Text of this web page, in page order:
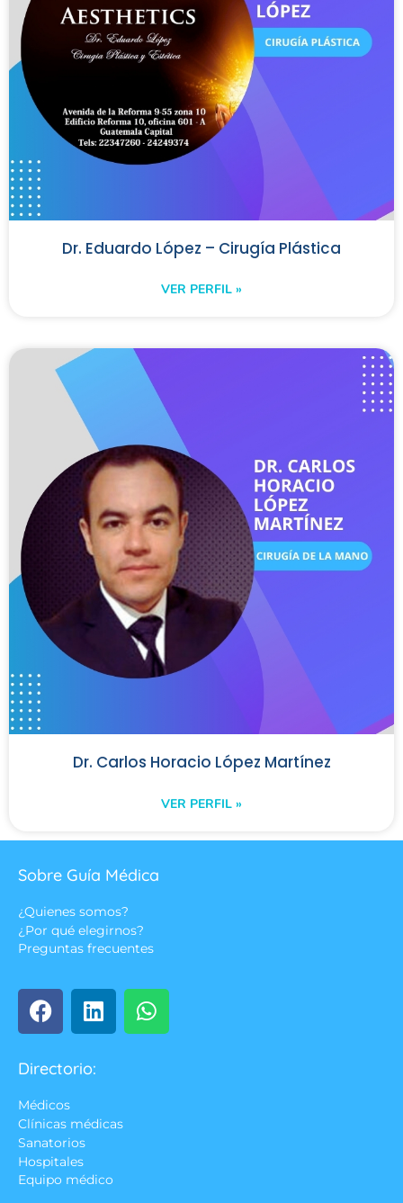
Dr. Eduardo López – Cirugía Plástica
VER PERFIL »
Dr. Carlos Horacio López Martínez
VER PERFIL »
Sobre Guía Médica
¿Quienes somos?
¿Por qué elegirnos?
Preguntas frecuentes
Directorio:
Médicos
Clínicas médicas
Sanatorios
Hospitales
Equipo médico